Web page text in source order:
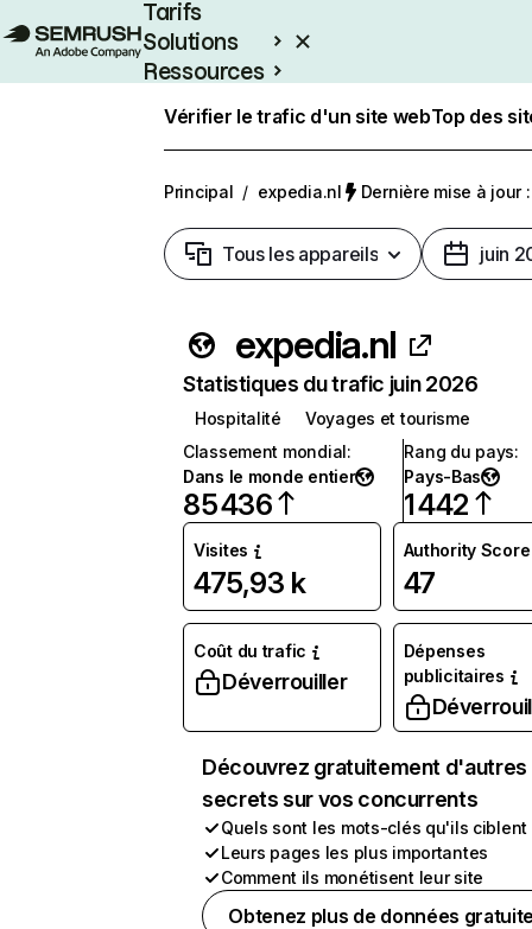
Tarifs
Solutions
Ressources
Vérifier le trafic d'un site webTop des
Principal / expedia.nl Dernière mise à jour
Tous les appareils juin
expedia.nl
Statistiques du trafic juin 2026
Hospitalité
Voyages et tourisme
Classement mondial:
Dans le monde entier
85 436
Rang du pays:
Pays-Bas
1 442
Visites
475,93 k
Authority Score
47
Coût du trafic
Déverrouiller
Dépenses
publicitaires
Découvrez gratuitement d'autres
secrets sur vos concurrents
Quels sont les mots-clés qu'ils ciblent
Leurs pages les plus importantes
Comment ils monétisent leur site
Obtenez plus de données